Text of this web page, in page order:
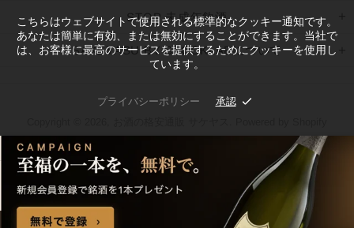
STOP 未成年飲酒
SAKEYASU BY STOCKLABについて
こちらはウェブサイトで使用される標準的なクッキー通知です。
あなたは簡単に有効、または無効にすることができます。当社で
は、お客様に最高のサービスを提供するためにクッキーを使用し
ています。
プライバシーポリシー 承認